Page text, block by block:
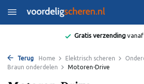
Gratis verzendingvanaf
Terug Home Elektrisch scheren
Braun onderdelen
Motoren-Drive